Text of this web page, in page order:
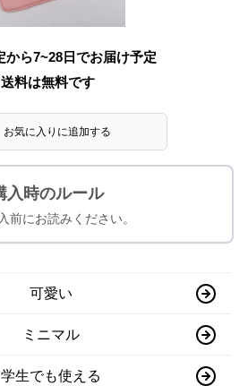
から7~28日でお届け予定
送料は無料です
お気に入りに追加する
入時のルール
前にお読みください。
可愛い
ミニマル
学生でも使える